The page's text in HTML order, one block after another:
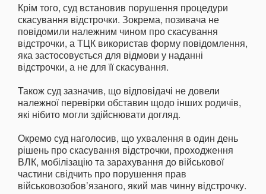
Крім того, суд встановив порушення процедури
скасування відстрочки. Зокрема, позивача не
повідомили належним чином про скасування
відстрочки, а ТЦК використав форму повідомлення,
яка застосовується для відмови у наданні
відстрочки, а не для її скасування.
Також суд зазначив, що відповідачі не довели
належної перевірки обставин щодо інших родичів,
які нібито могли здійснювати догляд.
Окремо суд наголосив, що ухвалення в один день
рішень про скасування відстрочки, проходження
ВЛК, мобілізацію та зарахування до військової
частини свідчить про порушення прав
військовозобов’язаного, який мав чинну відстрочку.